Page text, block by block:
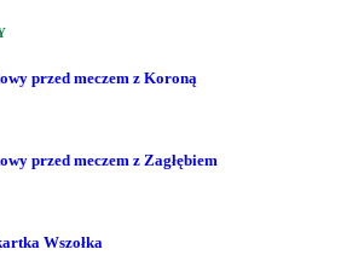
przed meczem z Koroną
przed meczem z Zagłębiem
Wszołka